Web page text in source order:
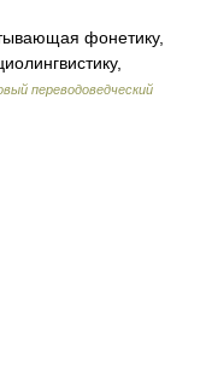
фонетику,
переводоведческий